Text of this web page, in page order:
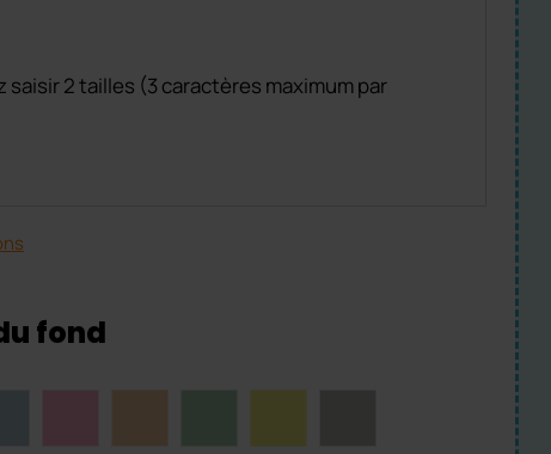
saisir 2 tailles (3 caractères maximum par
fond